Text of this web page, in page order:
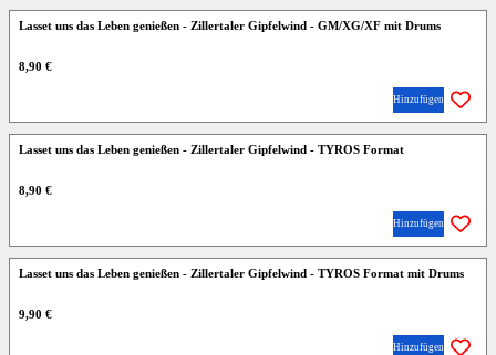
Lasset uns das Leben genießen - Zillertaler Gipfelwind - GM/XG/XF mit Drums
8,90 €
Hinzufügen
Lasset uns das Leben genießen - Zillertaler Gipfelwind - TYROS Format
8,90 €
Hinzufügen
Lasset uns das Leben genießen - Zillertaler Gipfelwind - TYROS Format mit Drums
9,90 €
Hinzufügen